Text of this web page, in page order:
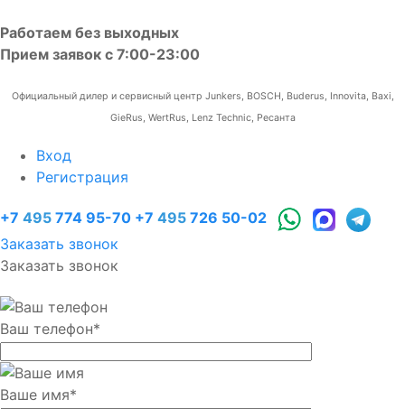
Работаем без выходных
Прием заявок с 7:00-23:00
Официальный дилер и сервисный центр Junkers, BOSCH, Buderus, Innovita, Baxi,
GieRus, WertRus, Lenz Technic, Ресанта
Вход
Регистрация
+7 495 774 95-70 +7 495 726 50-02
Заказать звонок
Заказать звонок
Ваш телефон*
Ваше имя*